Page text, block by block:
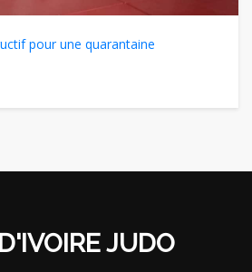
pour une quarantaine
JUDO